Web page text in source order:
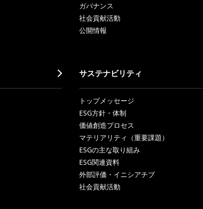
ガバナンス
社会貢献活動
公開情報
サステナビリティ
トップメッセージ
ESG方針・体制
価値創造プロセス
マテリアリティ（重要課題）
ESGの主な取り組み
ESG関連資料
外部評価・イニシアチブ
社会貢献活動